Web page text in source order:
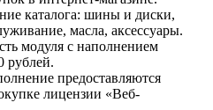
каталога: шины и диски,
масла, аксессуары.
модуля с наполнением
рублей.
предоставляются
лицензии «Веб-